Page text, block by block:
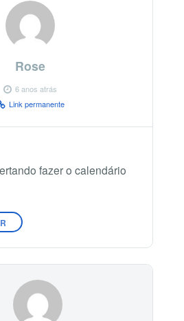
Rose
6 anos atrás
Link permanente
fazer o calendário